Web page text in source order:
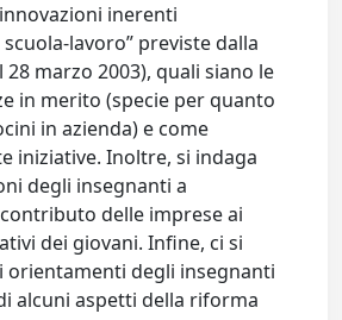
inerenti
scuola-lavoro” previste dalla
28 marzo 2003), quali siano le
in merito (specie per quanto
in azienda) e come
iniziative. Inoltre, si indaga
degli insegnanti a
delle imprese ai
dei giovani. Infine, ci si
orientamenti degli insegnanti
alcuni aspetti della riforma